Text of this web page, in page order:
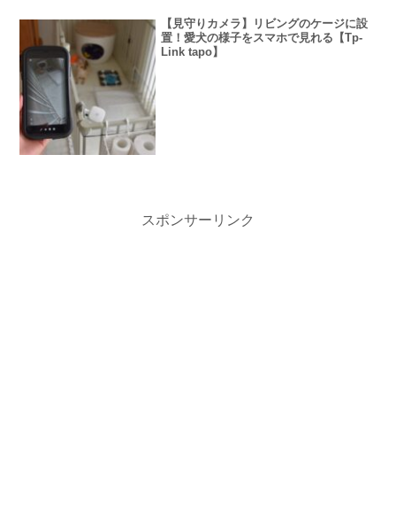
【見守りカメラ】リビングのケージに設
置！愛犬の様子をスマホで見れる【Tp-
Link tapo】
スポンサーリンク